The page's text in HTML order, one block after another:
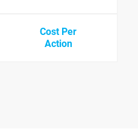
Cost Per
Action